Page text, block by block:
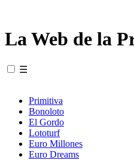
La Web de la
☰
Primitiva
Bonoloto
El Gordo
Lototurf
Euro Millones
Euro Dreams